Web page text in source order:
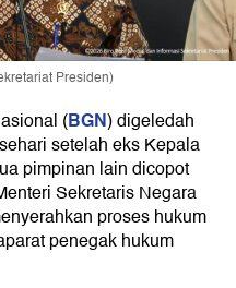
Presiden)
(BGN) digeledah
setelah eks Kepala
pimpinan lain dicopot
Sekretaris Negara
proses hukum
penegak hukum